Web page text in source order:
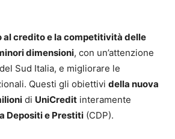
al credito e la competitività delle
dimensioni, con un’attenzione
Sud Italia, e migliorare le
Questi gli obiettivi della nuova
di UniCredit interamente
Depositi e Prestiti (CDP).